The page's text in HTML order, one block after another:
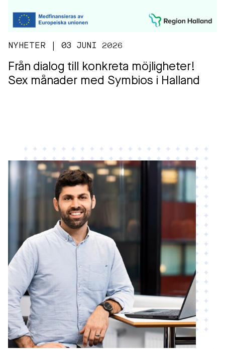
NYHETER | 03 JUNI 2026
Från dialog till konkreta möjligheter!
Sex månader med Symbios i Halland